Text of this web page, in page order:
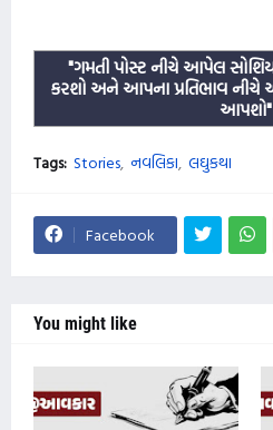
"ગમતી પોસ્ટ નીચે આપેલ
કરશો અને આપના પ્રતિભાવ
આપશો"
Tags: Stories નવલિકા લઘુકથા
Facebook
You might like